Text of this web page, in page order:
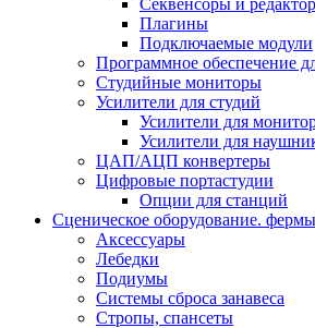
Cеквенсоры и
Плагины
Подключаемые модули
Программное обеспечение
Студийные мониторы
Усилители для студий
Усилители для
Усилители для
ЦАП/АЦП конвертеры
Цифровые портастудии
Опции для станций
Сценическое оборудование.
Аксессуары
Лебедки
Подиумы
Системы сброса занавеса
Стропы, спансеты